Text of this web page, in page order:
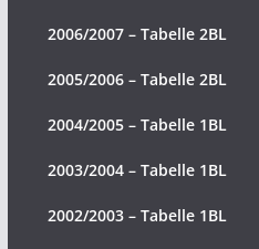
2006/2007 – Tabelle 2BL
2005/2006 – Tabelle 2BL
2004/2005 – Tabelle 1BL
2003/2004 – Tabelle 1BL
2002/2003 – Tabelle 1BL